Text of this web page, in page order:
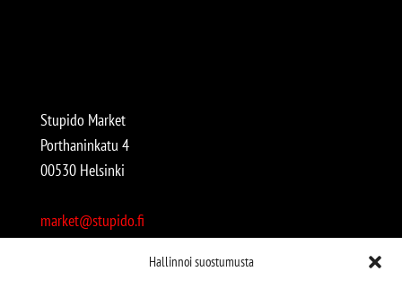
Hallinnoi suostumusta
Stupido Market
Porthaninkatu 4
00530 Helsinki
market@stupido.fi